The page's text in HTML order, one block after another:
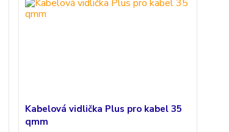
Kabelová vidlička Plus pro kabel 35
qmm